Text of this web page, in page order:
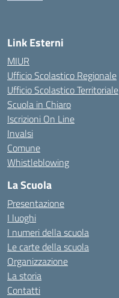
Link Esterni
MIUR
Ufficio Scolastico Regionale
Ufficio Scolastico Territoriale
Scuola in Chiaro
Iscrizioni On Line
Invalsi
Comune
Whistleblowing
La Scuola
Presentazione
I luoghi
I numeri della scuola
Le carte della scuola
Organizzazione
La storia
Contatti